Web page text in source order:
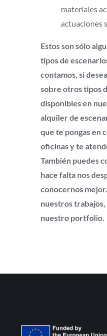
materiales
actuaciones
Estos son sólo
tipos de
contamos, si
sobre otros tipos
disponibles en
alquiler de
que te pongas en
oficinas y te
También puedes
hace falta nos
conocernos
nuestros
nuestro portfolio.